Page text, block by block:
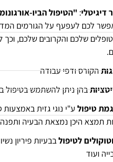
דיגיטלי: "הטיפול הביו-
לכם לעפעף על הגורמים
שלכם והקרובים שלכם, וכך
הקורס ודפי עבודה
בהן ניתן להשתמש בטיפול
טיפול ע"י נוגי גזית
תמצא היכן נמצאת הבעיה
לטיפולבבעיות פיריון
ועוד